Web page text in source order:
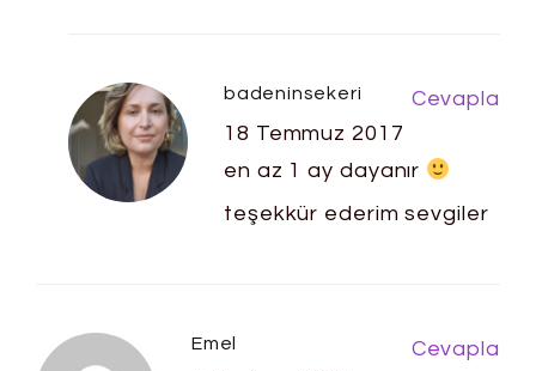
badeninsekeri
18 Temmuz 2017
en az 1 ay dayanır
teşekkür ederim sevgiler
Cevapla
Emel Cevapla